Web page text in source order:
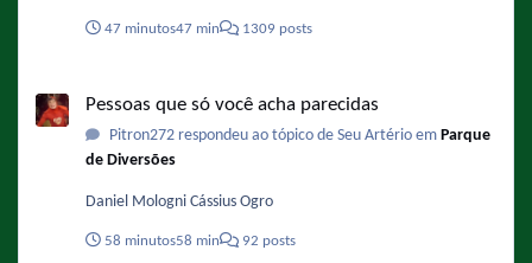
47 minutos47 min 1309 posts
Pessoas que só você acha parecidas
Pitron272 respondeu ao tópico de Seu Artério em Parque
de Diversões
Daniel Mologni Cássius Ogro
58 minutos58 min 92 posts